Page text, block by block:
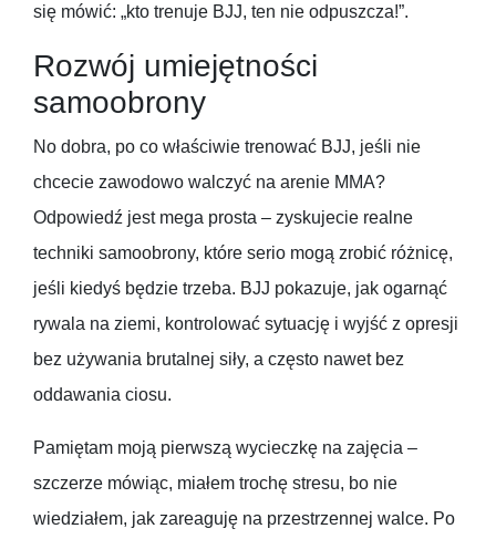
się mówić: „kto trenuje BJJ, ten nie odpuszcza!”.
Rozwój umiejętności
samoobrony
No dobra, po co właściwie trenować BJJ, jeśli nie
chcecie zawodowo walczyć na arenie MMA?
Odpowiedź jest mega prosta – zyskujecie realne
techniki samoobrony, które serio mogą zrobić różnicę,
jeśli kiedyś będzie trzeba. BJJ pokazuje, jak ogarnąć
rywala na ziemi, kontrolować sytuację i wyjść z opresji
bez używania brutalnej siły, a często nawet bez
oddawania ciosu.
Pamiętam moją pierwszą wycieczkę na zajęcia –
szczerze mówiąc, miałem trochę stresu, bo nie
wiedziałem, jak zareaguję na przestrzennej walce. Po